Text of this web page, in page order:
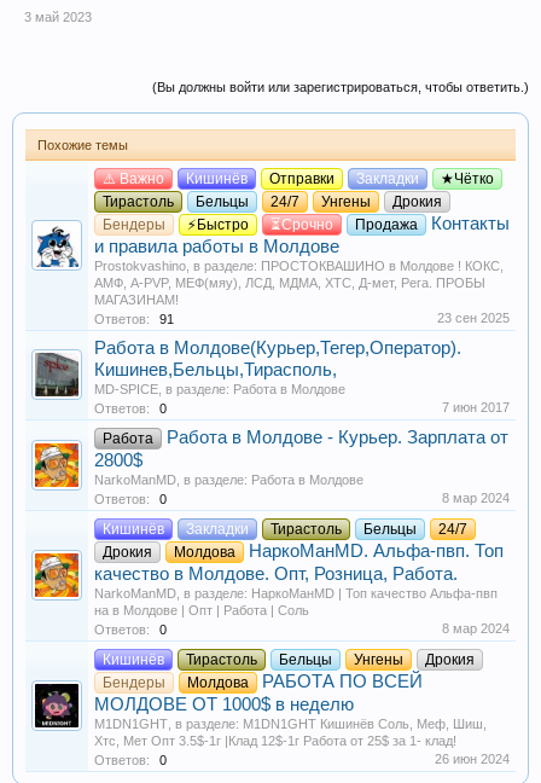
3 май 2023
(Вы должны войти или зарегистрироваться, чтобы ответить.)
Похожие темы
⚠️ Важно Кишинёв Отправки Закладки
★Чётко
Тирастоль
Бельцы 24/7 Унгены
Дрокия
Бендеры
⚡Быстро ⏳Срочно Продажа
Контакты
и правила работы в Молдове
Prostokvashino , в разделе: ПРОСТОКВАШИНО в Молдове ! КОКС,
АМФ, A-PVP, МЕФ(мяу), ЛСД, МДМА, XTC, Д-мет, Рега. ПРОБЫ
МАГАЗИНАМ!
Ответов:
91 23 сен 2025
Работа в Молдове(Курьер,Тегер,Оператор).
Кишинев,Бельцы,Тирасполь,
MD-SPICE , в разделе: Работа в Молдове
Ответов:
0 7 июн 2017
Работа
Работа в Молдове - Курьер. Зарплата от
2800$
NarkoManMD , в разделе: Работа в Молдове
Ответов:
0 8 мар 2024
Кишинёв Закладки Тирастоль Бельцы
24/7
Дрокия
Молдова
НаркоМанMD. Альфа-пвп. Топ
качество в Молдове. Опт, Розница, Работа.
NarkoManMD , в разделе: НаркоМанMD | Топ качество Альфа-пвп
на в Молдове | Опт | Работа | Соль
Ответов:
0 8 мар 2024
Кишинёв Тирастоль Бельцы Унгены
Дрокия
Бендеры
Молдова
РАБОТА ПО ВСЕЙ
МОЛДОВЕ ОТ 1000$ в неделю
M1DN1GHT , в разделе: M1DN1GHT Кишинёв Соль, Меф, Шиш,
Хтс, Мет Опт 3.5$-1г |Клад 12$-1г Работа от 25$ за 1- клад!
Ответов:
0 26 июн 2024